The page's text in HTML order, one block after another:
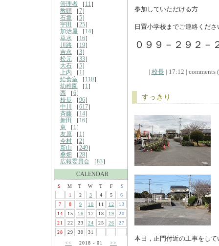
管理者 ［ 11 ］
教頭 ［7］
石坂 ［5］
宇田
［25］
加治屋 ［ 14］
草水 ［ 16］
川路 ［ 19］
吉永 ［3］
松元 ［33］
大石 ［5］
上内 ［ 1 ］
給食室 ［ 110］
幼稚園
［ 1 ］
西 ［6］
校長 ［96］
中川
［617］
斉藤 ［ 14］
新田
［ 16］
東 ［ 1 ］
友原 ［ 1 ］
今村 ［2］
新山 ［249］
桑畑
［28］
広報委員会 ［83］
CALENDAR
S M T W T F
S
1
2 3 4 5
6
7
8 9 10 11 12
13
14
15 16 17 18 19
20
21
22 23 24 25 26
27
28
29 30
31
<<
2018 - 01 >>
参加していただける方
日置小学校までご連絡くださ
０９９－２９２－
| 校長| 17:12 | comments
すっきり
本日，正門付近の工事をし